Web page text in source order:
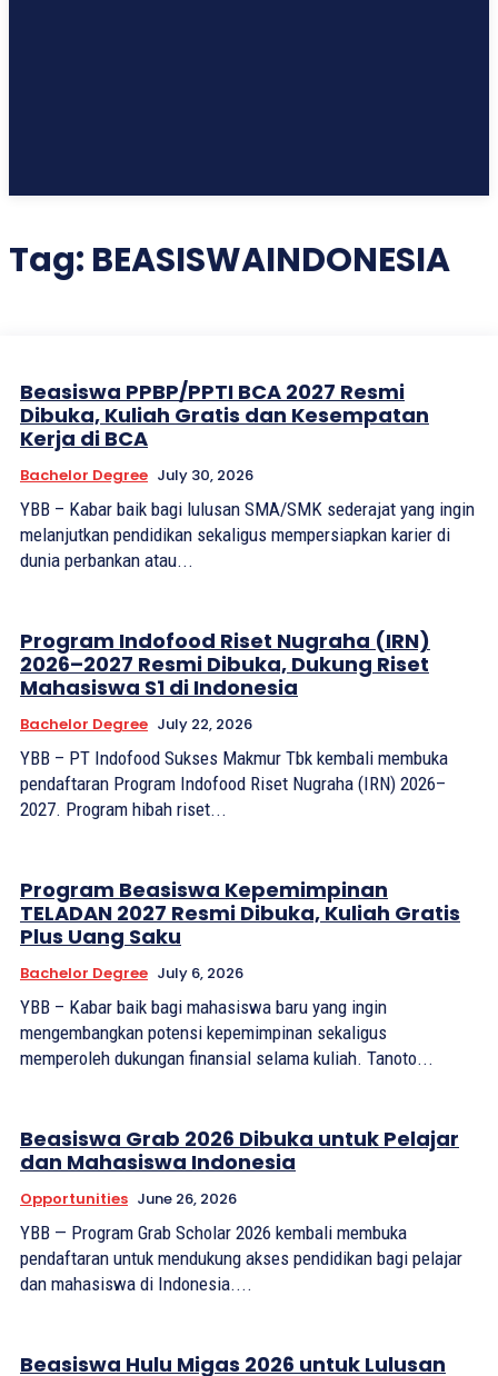
Tag: BEASISWAINDONESIA
Beasiswa PPBP/PPTI BCA 2027 Resmi
Dibuka, Kuliah Gratis dan Kesempatan
Kerja di BCA
Bachelor Degree July 30, 2026
YBB – Kabar baik bagi lulusan SMA/SMK sederajat yang ingin
melanjutkan pendidikan sekaligus mempersiapkan karier di
dunia perbankan atau...
Program Indofood Riset Nugraha (IRN)
2026–2027 Resmi Dibuka, Dukung Riset
Mahasiswa S1 di Indonesia
Bachelor Degree July 22, 2026
YBB – PT Indofood Sukses Makmur Tbk kembali membuka
pendaftaran Program Indofood Riset Nugraha (IRN) 2026–
2027. Program hibah riset...
Program Beasiswa Kepemimpinan
TELADAN 2027 Resmi Dibuka, Kuliah Gratis
Plus Uang Saku
Bachelor Degree July 6, 2026
YBB – Kabar baik bagi mahasiswa baru yang ingin
mengembangkan potensi kepemimpinan sekaligus
memperoleh dukungan finansial selama kuliah. Tanoto...
Beasiswa Grab 2026 Dibuka untuk Pelajar
dan Mahasiswa Indonesia
Opportunities June 26, 2026
YBB — Program Grab Scholar 2026 kembali membuka
pendaftaran untuk mendukung akses pendidikan bagi pelajar
dan mahasiswa di Indonesia....
Beasiswa Hulu Migas 2026 untuk Lulusan